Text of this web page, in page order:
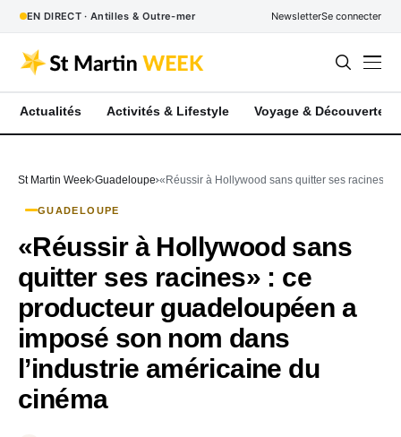
EN DIRECT · Antilles & Outre-mer NewsletterSe connecter
Actualités Activités & Lifestyle Voyage & Découverte
St Martin Week Guadeloupe «Réussir à Hollywood sans quitter ses racines»
GUADELOUPE
«Réussir à Hollywood sans
quitter ses racines» : ce
producteur guadeloupéen a
imposé son nom dans
l’industrie américaine du
cinéma